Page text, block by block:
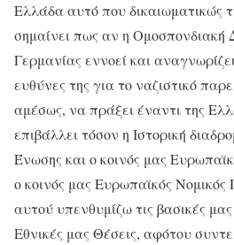
Ελλάδα αυτό που δικαιωματικώς
σημαίνει πως αν η Ομοσπονδιακή
Γερμανίας εννοεί και
ευθύνες της για το ναζιστικό
αμέσως, να πράξει έναντι της
επιβάλλει τόσον η Ιστορική
Ένωσης και ο κοινός μας
ο κοινός μας Ευρωπαϊκός Νομικός
αυτού υπενθυμίζω τις βασικές
Εθνικές μας Θέσεις, αφότου